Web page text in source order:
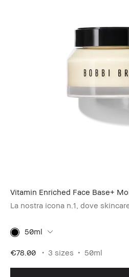
Vitamin Enriched Face Base+
La nostra icona n.1, dove
50ml
€78.00 3 sizes 50ml